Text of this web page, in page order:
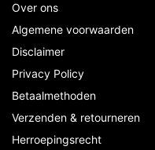
Over ons
Algemene voorwaarden
Disclaimer
Privacy Policy
Betaalmethoden
Verzenden & retourneren
Herroepingsrecht